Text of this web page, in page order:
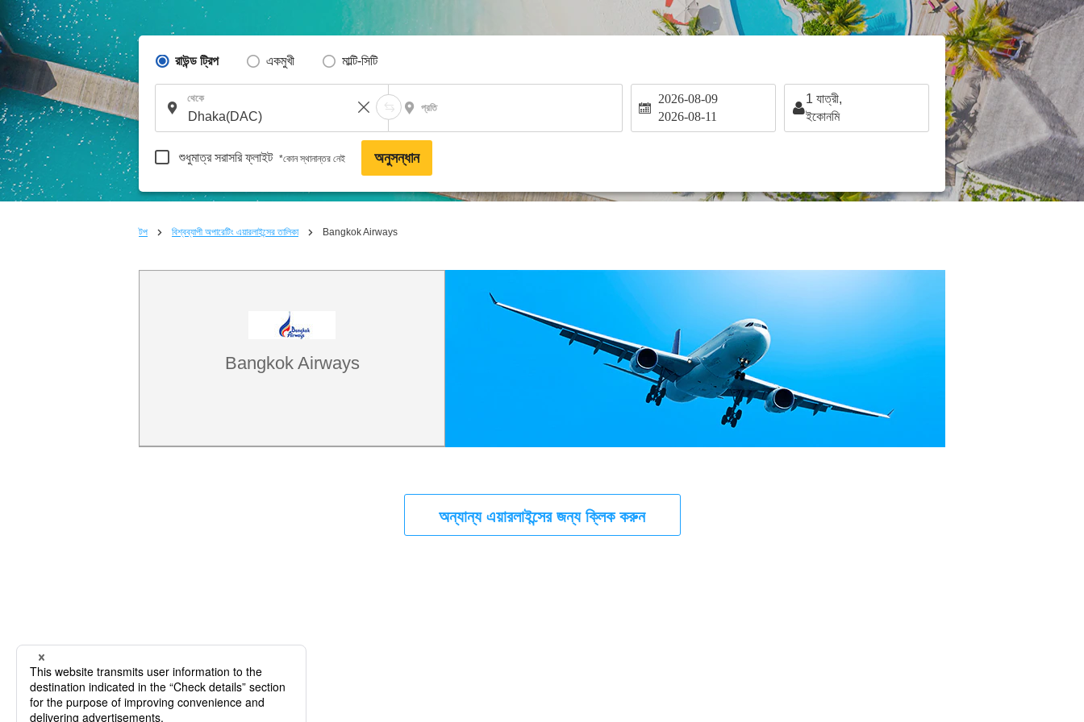
রাউন্ড ট্রিপ একমুখী মাল্টি-সিটি
থেকে
প্রতি
2026-08-09
2026-08-11
1 যাত্রী,
ইকোনমি
শুধুমাত্র সরাসরি ফ্লাইট *কোন স্থানান্তর নেই অনুসন্ধান
টপ বিশ্বব্যাপী অপারেটিং এয়ারলাইন্সের তালিকা Bangkok Airways
Bangkok Airways
অন্যান্য এয়ারলাইন্সের জন্য ক্লিক করুন